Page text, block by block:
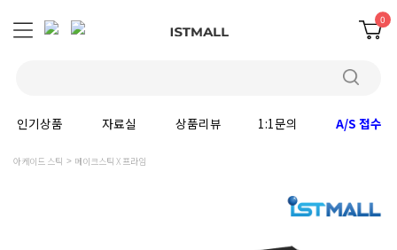
0
인기상품 자료실 상품리뷰 1:1문의 A/S 접수
아케이드 스틱 메이크스틱 X 프라임